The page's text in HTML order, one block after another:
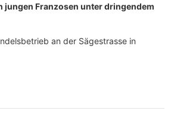
jungen Franzosen unter dringendem
an der Sägestrasse in